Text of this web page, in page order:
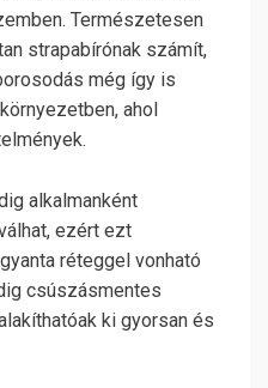
Természetesen
strapabírónak számít,
még így is
ahol
alkalmanként
ezért ezt
réteggel vonható
csúszásmentes
ki gyorsan és